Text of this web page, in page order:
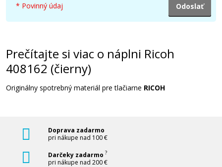
* Povinný údaj
Prečítajte si viac o náplni Ricoh
408162 (čierny)
Originálny spotrebný materiál pre tlačiarne RICOH
Doprava zadarmo
pri nákupe nad 100 €
Darčeky zadarmo ?
pri nákupe nad 200 €